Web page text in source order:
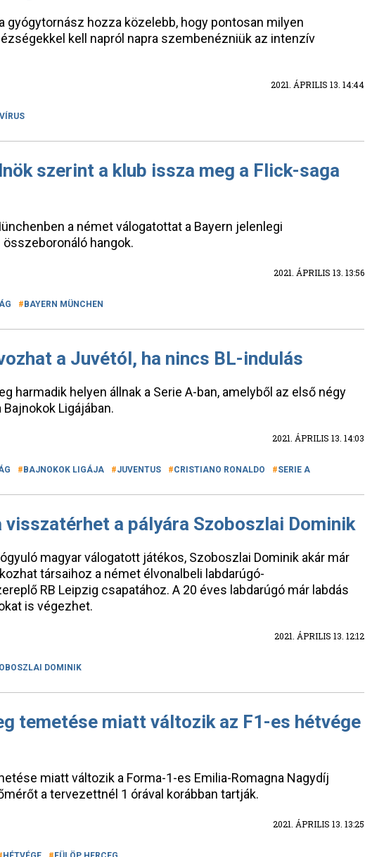
gyógytornász hozza közelebb, hogy pontosan milyen
kell napról napra szembenézniük az intenzív
2021. ÁPRILIS 13. 14:44
szerint a klub issza meg a Flick-saga
a német válogatottat a Bayern jelenlegi
hangok.
2021. ÁPRILIS 13. 13:56
BAYERN MÜNCHEN
a Juvétól, ha nincs BL-indulás
harmadik helyen állnak a Serie A-ban, amelyből az első négy
Ligájában.
2021. ÁPRILIS 13. 14:03
BAJNOKOK LIGÁJA JUVENTUS CRISTIANO RONALDO SERIE A
visszatérhet a pályára Szoboszlai Dominik
magyar válogatott játékos, Szoboszlai Dominik akár már
társaihoz a német élvonalbeli labdarúgó-
RB Leipzig csapatához. A 20 éves labdarúgó már labdás
is végezhet.
2021. ÁPRILIS 13. 12:12
DOMINIK
temetése miatt változik az F1-es hétvége
miatt változik a Forma-1-es Emilia-Romagna Nagydíj
a tervezettnél 1 órával korábban tartják.
2021. ÁPRILIS 13. 13:25